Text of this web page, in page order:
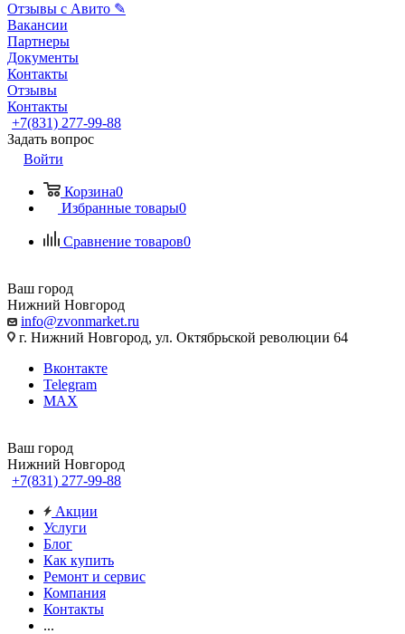
Отзывы с Авито ✎
Вакансии
Партнеры
Документы
Контакты
Отзывы
Контакты
+7(831) 277-99-88
Задать вопрос
Войти
Корзина0
Избранные товары0
Сравнение товаров0
Ваш город
Нижний Новгород
info@zvonmarket.ru
г. Нижний Новгород, ул. Октябрьской революции 64
Вконтакте
Telegram
MAX
Ваш город
Нижний Новгород
+7(831) 277-99-88
Акции
Услуги
Блог
Как купить
Ремонт и сервис
Компания
Контакты
...